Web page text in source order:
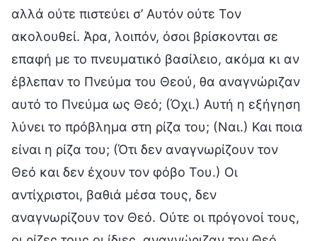
αλλά ούτε πιστεύει σ’ Αυτόν ούτε Τον
ακολουθεί. Άρα, λοιπόν, όσοι βρίσκονται σε
επαφή με το πνευματικό βασίλειο, ακόμα κι αν
έβλεπαν το Πνεύμα του Θεού, θα αναγνώριζαν
αυτό το Πνεύμα ως Θεό; (Όχι.) Αυτή η εξήγηση
λύνει το πρόβλημα στη ρίζα του; (Ναι.) Και ποια
είναι η ρίζα του; (Ότι δεν αναγνωρίζουν τον
Θεό και δεν έχουν τον φόβο Του.) Οι
αντίχριστοι, βαθιά μέσα τους, δεν
αναγνωρίζουν τον Θεό. Ούτε οι πρόγονοί τους,